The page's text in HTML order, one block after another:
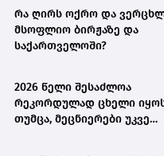
რა ღირს ოქრო და
მსოფლიო ბირჟაზე და
საქართველოში?
2026 წელი შესაძლოა
რეკორდულად ცხელი
თუმცა, მეცნიერები უკვე